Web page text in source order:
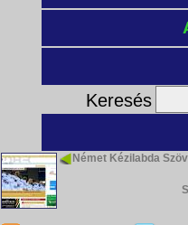
Keresés
Német Kézilabda